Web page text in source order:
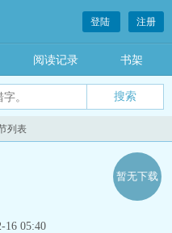
登陆 注册
阅读记录 书架
列表
暂无下载
16 05:40